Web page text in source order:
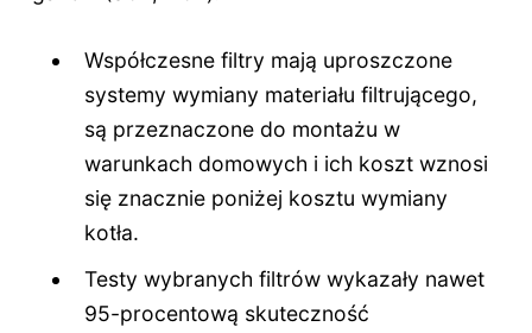
Współczesne filtry mają uproszczone
systemy wymiany materiału filtrującego,
są przeznaczone do montażu w
warunkach domowych i ich koszt wznosi
się znacznie poniżej kosztu wymiany
kotła.
Testy wybranych filtrów wykazały nawet
95-procentową skuteczność